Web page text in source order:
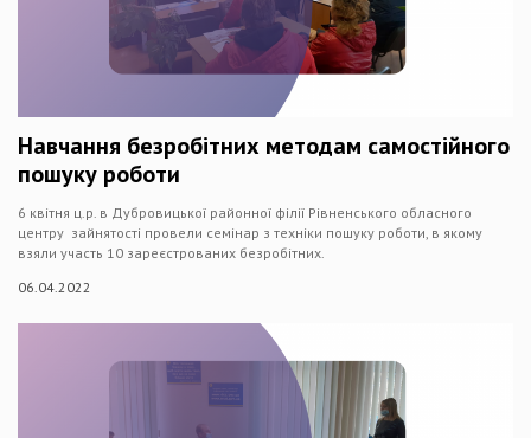
Навчання безробітних методам самостійного
пошуку роботи
6 квітня ц.р. в Дубровицької районної філії Рівненського обласного
центру зайнятості провели семінар з техніки пошуку роботи, в якому
взяли участь 10 зареєстрованих безробітних.
06.04.2022